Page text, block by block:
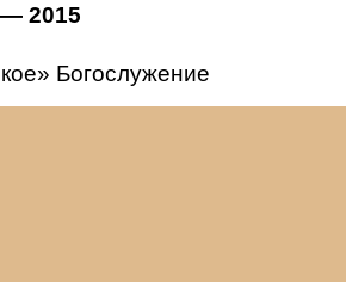
2015
Богослужение